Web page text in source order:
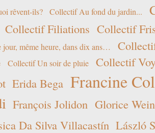
rêvent-ils? Collectif Au fond du jardin...
Collectif Filiations Collectif
même heure, dans dix ans…
Collectif Un soir de pluie Collectif
Erida Bega Francine
François Jolidon Glorice
Da Silva Villacastín László